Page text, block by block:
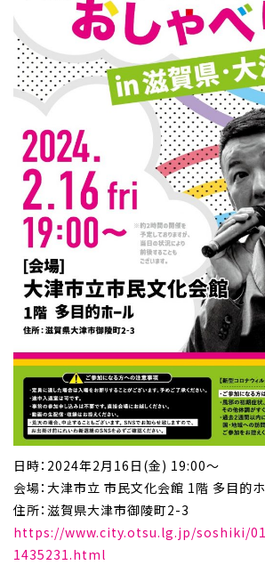
日時：2024年2月16日(金) 19:00～
会場：大津市立 市民文化会館 1階 多目的
住所：滋賀県大津市御陵町2-3
https://www.city.otsu.lg.jp/soshiki/
1435231.html